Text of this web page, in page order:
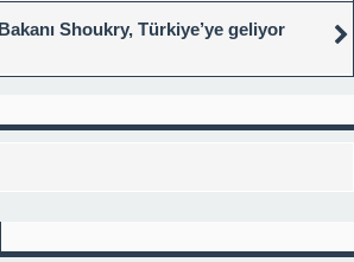
Shoukry, Türkiye’ye geliyor